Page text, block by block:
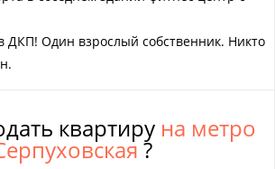
ДКП! Один взрослый собственник. Никто
квартиру на метро
?